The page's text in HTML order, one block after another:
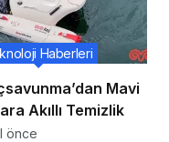
Mavi
Akıllı Temizlik
Haberleri
önce